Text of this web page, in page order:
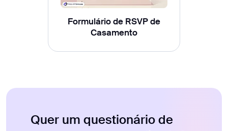
Formulário de RSVP de
Casamento
Quer um questionário de